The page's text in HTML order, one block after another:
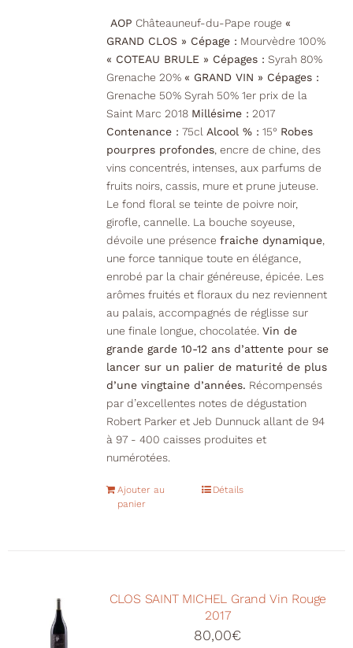
AOP Châteauneuf-du-Pape rouge «
GRAND CLOS » Cépage : Mourvèdre 100%
« COTEAU BRULE » Cépages : Syrah 80%
Grenache 20% « GRAND VIN » Cépages :
Grenache 50% Syrah 50% 1er prix de la
Saint Marc 2018 Millésime : 2017
Contenance : 75cl Alcool % : 15° Robes
pourpres profondes, encre de chine, des
vins concentrés, intenses, aux parfums de
fruits noirs, cassis, mure et prune juteuse.
Le fond floral se teinte de poivre noir,
girofle, cannelle. La bouche soyeuse,
dévoile une présence fraiche dynamique,
une force tannique toute en élégance,
enrobé par la chair généreuse, épicée. Les
arômes fruités et floraux du nez reviennent
au palais, accompagnés de réglisse sur
une finale longue, chocolatée. Vin de
grande garde 10-12 ans d’attente pour se
lancer sur un palier de maturité de plus
d’une vingtaine d’années. Récompensés
par d’excellentes notes de dégustation
Robert Parker et Jeb Dunnuck allant de 94
à 97 - 400 caisses produites et
numérotées.
Ajouter au
panier
Détails
CLOS SAINT MICHEL Grand Vin Rouge
2017
80,00€